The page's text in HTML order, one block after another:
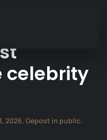
Wie
celebrity
2026. Gepost in public.